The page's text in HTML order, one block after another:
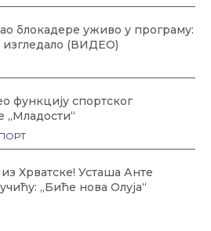
блокадере уживо у програму:
изгледало (ВИДЕО)
функцију спортског
„Младости“
Хрватске! Усташа Анте
„Биће нова Олуја“